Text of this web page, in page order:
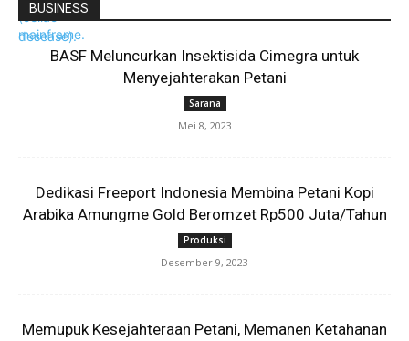
BUSINESS
BASF Meluncurkan Insektisida Cimegra untuk
Menyejahterakan Petani
Sarana
Mei 8, 2023
Dedikasi Freeport Indonesia Membina Petani Kopi
Arabika Amungme Gold Beromzet Rp500 Juta/Tahun
Produksi
Desember 9, 2023
Memupuk Kesejahteraan Petani, Memanen Ketahanan